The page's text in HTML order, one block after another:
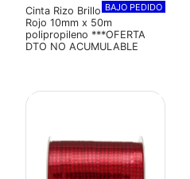
BAJO PEDIDO
Cinta Rizo Brillo
Rojo 10mm x 50m
polipropileno ***OFERTA
DTO NO ACUMULABLE